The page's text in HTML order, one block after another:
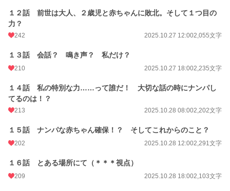
１２話 前世は大人、２歳児と赤ちゃんに敗北。そして１つ目の
力？
242 2025.10.27 12:002,055文字
１３話 会話？ 鳴き声？ 私だけ？
210 2025.10.27 18:002,235文字
１４話 私の特別な力……って誰だ！ 大切な話の時にナンパし
てるのは！？
213 2025.10.28 08:002,202文字
１５話 ナンパな赤ちゃん確保！？ そしてこれからのこと？
202 2025.10.28 12:002,291文字
１６話 とある場所にて（＊＊＊視点）
209 2025.10.28 18:002,103文字